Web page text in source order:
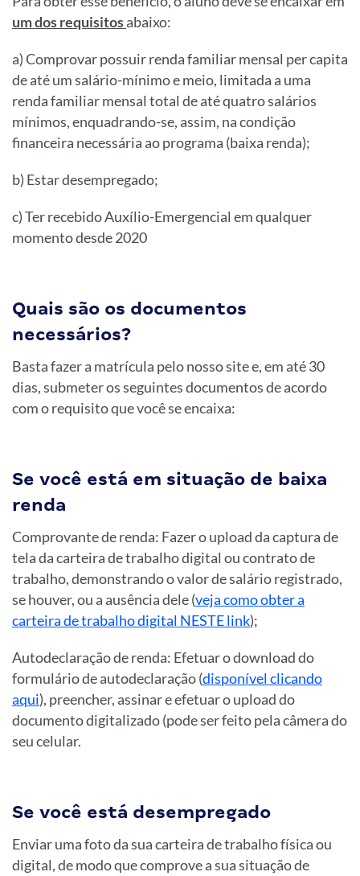
um dos requisitosabaixo:
a) Comprovar possuir renda familiar mensal per capita
de até um salário-mínimo e meio, limitada a uma
renda familiar mensal total de até quatro salários
mínimos, enquadrando-se, assim, na condição
financeira necessária ao programa (baixa renda);
b) Estar desempregado;
c) Ter recebido Auxílio-Emergencial em qualquer
momento desde 2020
Quais são os documentos
necessários?
Basta fazer a matrícula pelo nosso site e, em até 30
dias, submeter os seguintes documentos de acordo
com o requisito que você se encaixa:
Se você está em situação de baixa
renda
Comprovante de renda: Fazer o upload da captura de
tela da carteira de trabalho digital ou contrato de
trabalho, demonstrando o valor de salário registrado,
se houver, ou a ausência dele (veja como obter a
carteira de trabalho digital NESTE link);
Autodeclaração de renda: Efetuar o download do
formulário de autodeclaração (disponível clicando
aqui), preencher, assinar e efetuar o upload do
documento digitalizado (pode ser feito pela câmera do
seu celular.
Se você está desempregado
Enviar uma foto da sua carteira de trabalho física ou
digital, de modo que comprove a sua situação de